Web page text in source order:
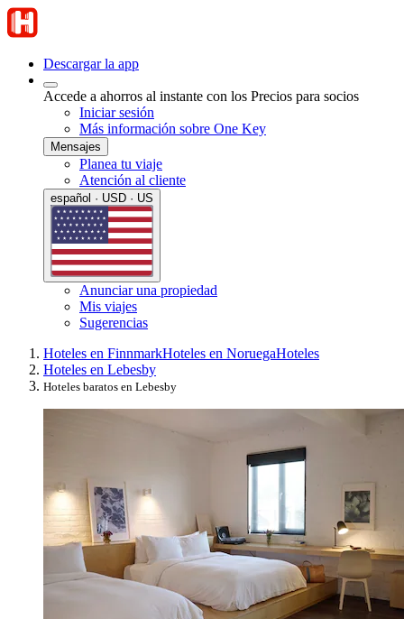
Descargar la app
Accede a ahorros al instante con los Precios para socios
Iniciar sesión
Más información sobre One Key
Mensajes
Planea tu viaje
Atención al cliente
español · USD · US
Anunciar una propiedad
Mis viajes
Sugerencias
Hoteles en FinnmarkHoteles en NoruegaHoteles
Hoteles en Lebesby
Hoteles baratos en Lebesby